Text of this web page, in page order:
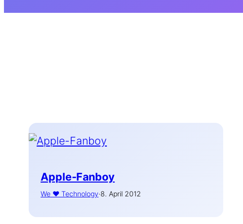
Apple-Fanboy
We ♥ Technology·8. April 2012